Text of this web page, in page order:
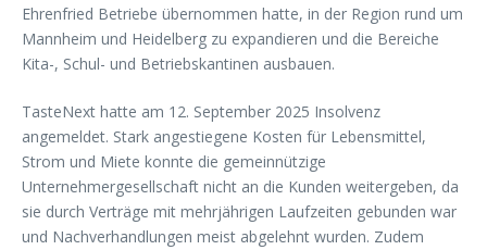
Ehrenfried Betriebe übernommen hatte, in der Region rund um
Mannheim und Heidelberg zu expandieren und die Bereiche
Kita-, Schul- und Betriebskantinen ausbauen.
TasteNext hatte am 12. September 2025 Insolvenz
angemeldet. Stark angestiegene Kosten für Lebensmittel,
Strom und Miete konnte die gemeinnützige
Unternehmergesellschaft nicht an die Kunden weitergeben, da
sie durch Verträge mit mehrjährigen Laufzeiten gebunden war
und Nachverhandlungen meist abgelehnt wurden. Zudem